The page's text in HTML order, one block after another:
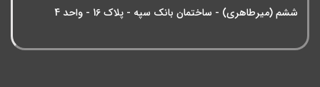
ششم (میرطاهری) - ساختمان بانک سپه - پلاک 16 - واحد 4